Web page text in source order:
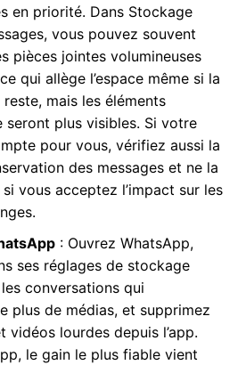
en priorité. Dans Stockage
vous pouvez souvent
pièces jointes volumineuses
qui allège l’espace même si la
mais les éléments
seront plus visibles. Si votre
pour vous, vérifiez aussi la
des messages et ne la
vous acceptez l’impact sur les
: Ouvrez WhatsApp,
ses réglages de stockage
conversations qui
plus de médias, et supprimez
vidéos lourdes depuis l’app.
le gain le plus fiable vient